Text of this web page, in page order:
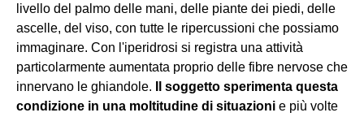
livello del palmo delle mani, delle piante dei piedi, delle
ascelle, del viso, con tutte le ripercussioni che possiamo
immaginare. Con l'iperidrosi si registra una attività
particolarmente aumentata proprio delle fibre nervose che
innervano le ghiandole.
Il soggetto sperimenta questa
condizione in una moltitudine di situazioni e più volte